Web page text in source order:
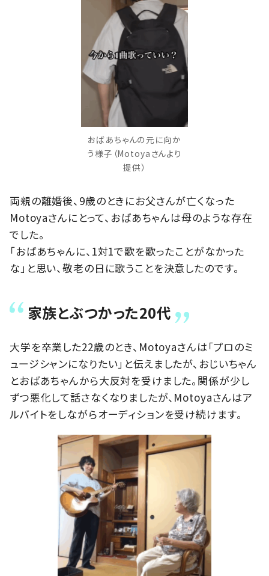
おばあちゃんの元に向か
う様子（Motoyaさんより
提供）
両親の離婚後、9歳のときにお父さんが亡くなった
Motoyaさんにとって、おばあちゃんは母のような存在
でした。
「おばあちゃんに、1対1で歌を歌ったことがなかった
な」と思い、敬老の日に歌うことを決意したのです。
家族とぶつかった20代
大学を卒業した22歳のとき、Motoyaさんは「プロのミ
ュージシャンになりたい」と伝えましたが、おじいちゃん
とおばあちゃんから大反対を受けました。関係が少し
ずつ悪化して話さなくなりましたが、Motoyaさんはア
ルバイトをしながらオーディションを受け続けます。